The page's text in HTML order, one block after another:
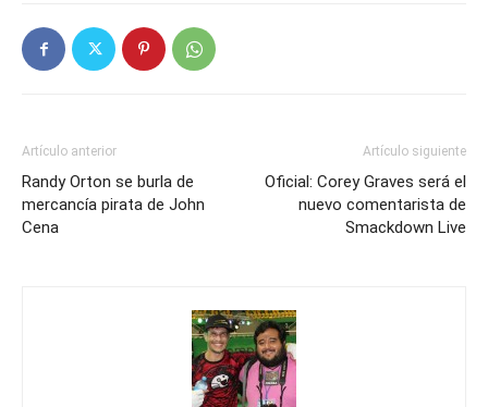
Artículo anterior
Randy Orton se burla de
mercancía pirata de John
Cena
Artículo siguiente
Oficial: Corey Graves será el
nuevo comentarista de
Smackdown Live